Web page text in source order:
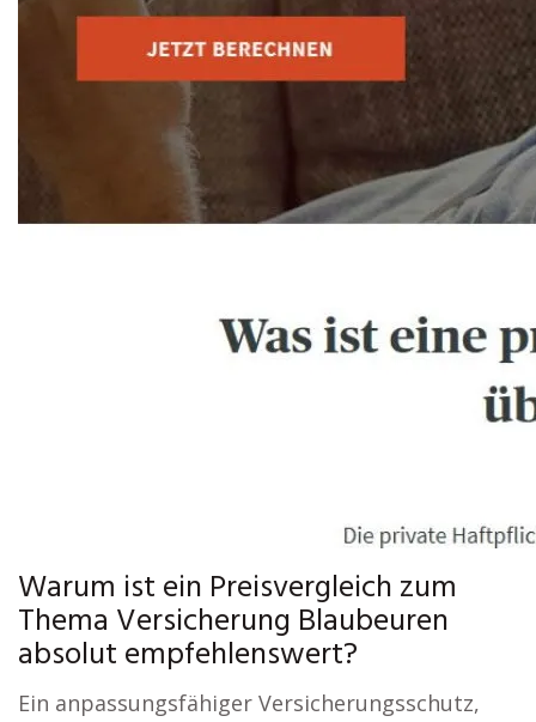
Warum ist ein Preisvergleich zum
Thema Versicherung Blaubeuren
absolut empfehlenswert?
Ein anpassungsfähiger Versicherungsschutz,